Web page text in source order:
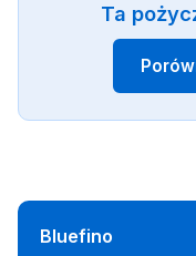
Ta
Bluefino